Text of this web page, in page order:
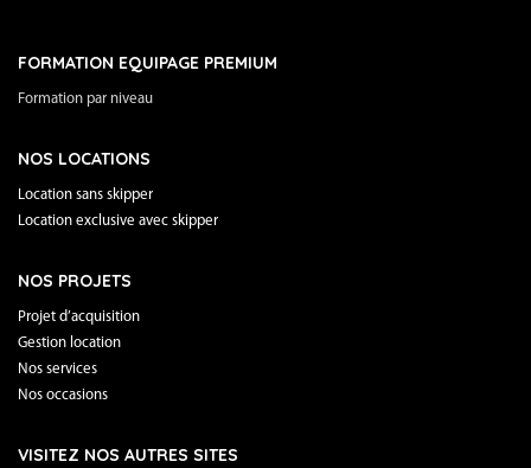
FORMATION EQUIPAGE PREMIUM
Formation par niveau
NOS LOCATIONS
Location sans skipper
Location exclusive avec skipper
NOS PROJETS
Projet d’acquisition
Gestion location
Nos services
Nos occasions
VISITEZ NOS AUTRES SITES